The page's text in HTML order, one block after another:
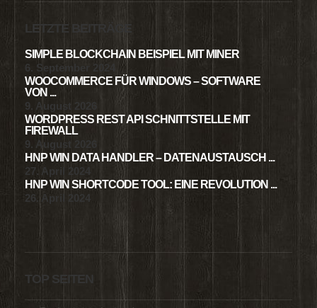
LETZTE BEITRÄGE
SIMPLE BLOCKCHAIN BEISPIEL MIT MINER
6. September 2024
WOOCOMMERCE FÜR WINDOWS – SOFTWARE
VON ...
9. August 2026
WORDPRESS REST API SCHNITTSTELLE MIT
FIREWALL
9. August 2026
HNP WIN DATA HANDLER – DATENAUSTAUSCH ...
27. April 2024
HNP WIN SHORTCODE TOOL: EINE REVOLUTION ...
26. April 2024
TOP SEITEN